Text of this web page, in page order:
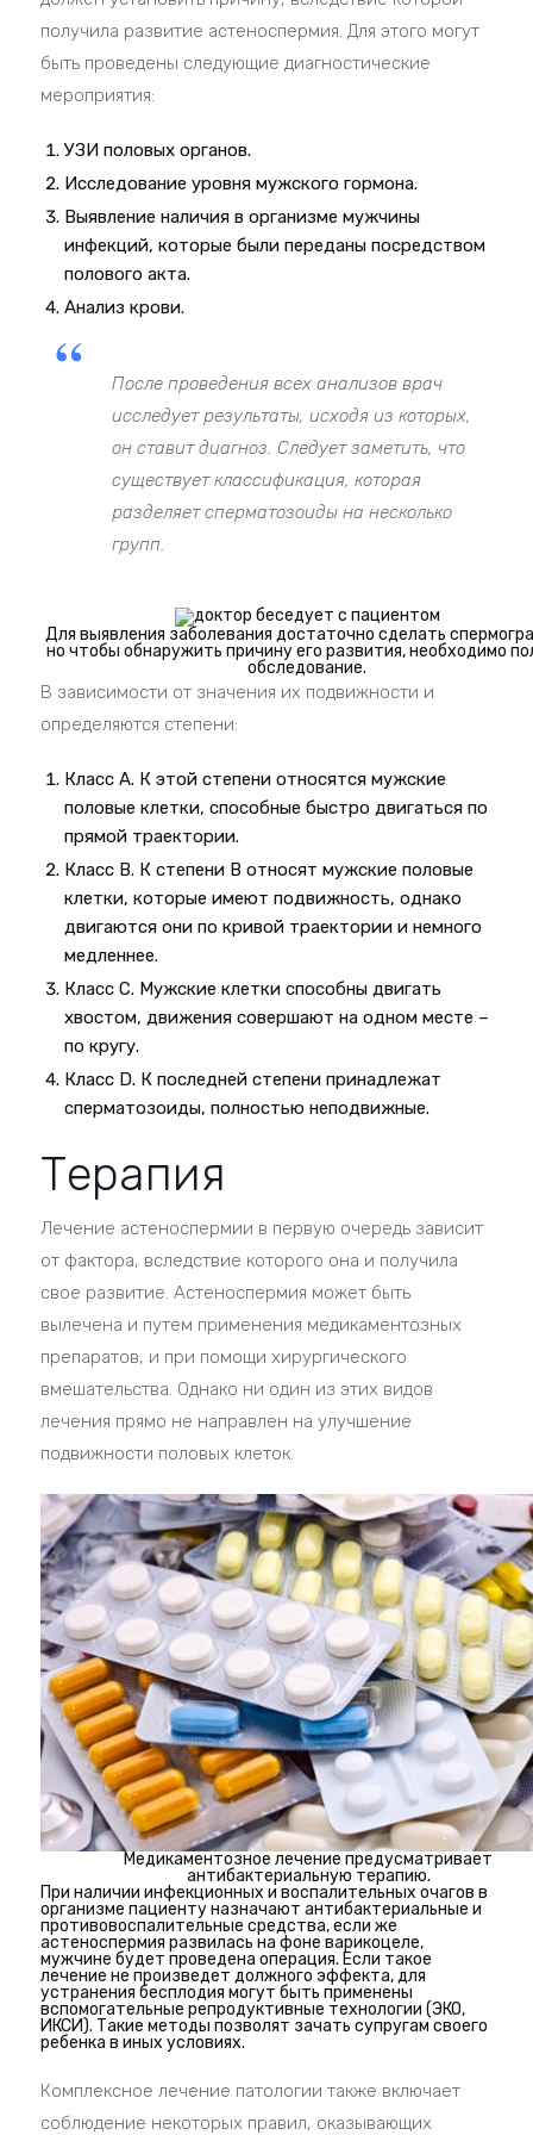
получила развитие астеноспермия. Для этого могут
быть проведены следующие диагностические
мероприятия:
УЗИ половых органов.
Исследование уровня мужского гормона.
Выявление наличия в организме мужчины
инфекций, которые были переданы посредством
полового акта.
Анализ крови.
После проведения всех анализов врач
исследует результаты, исходя из которых,
он ставит диагноз. Следует заметить, что
существует классификация, которая
разделяет сперматозоиды на несколько
групп.
Для выявления заболевания достаточно сделать
но чтобы обнаружить причину его развития, необходимо
обследование.
В зависимости от значения их подвижности и
определяются степени:
Класс A. К этой степени относятся мужские
половые клетки, способные быстро двигаться по
прямой траектории.
Класс B. К степени В относят мужские половые
клетки, которые имеют подвижность, однако
двигаются они по кривой траектории и немного
медленнее.
Класс C. Мужские клетки способны двигать
хвостом, движения совершают на одном месте –
по кругу.
Класс D. К последней степени принадлежат
сперматозоиды, полностью неподвижные.
Терапия
Лечение астеноспермии в первую очередь зависит
от фактора, вследствие которого она и получила
свое развитие. Астеноспермия может быть
вылечена и путем применения медикаментозных
препаратов, и при помощи хирургического
вмешательства. Однако ни один из этих видов
лечения прямо не направлен на улучшение
подвижности половых клеток.
Медикаментозное лечение предусматривает
антибактериальную терапию.
При наличии инфекционных и воспалительных очагов в
организме пациенту назначают антибактериальные и
противовоспалительные средства, если же
астеноспермия развилась на фоне варикоцеле,
мужчине будет проведена операция. Если такое
лечение не произведет должного эффекта, для
устранения бесплодия могут быть применены
вспомогательные репродуктивные технологии (ЭКО,
ИКСИ). Такие методы позволят зачать супругам своего
ребенка в иных условиях.
Комплексное лечение патологии также включает
соблюдение некоторых правил, оказывающих